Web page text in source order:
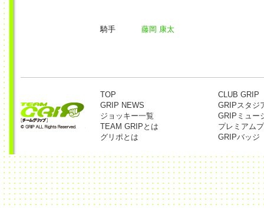
騎手 藤岡 康太
TOP
GRIP NEWS
ジョッキー一覧
TEAM GRIPとは
グリポとは
CLUB GRIP
GRIPスタジ
GRIPミュー
プレミアム
GRIPバッジ